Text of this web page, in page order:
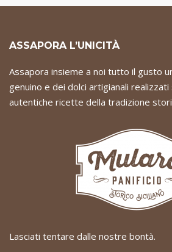
ASSAPORA L’UNICITÀ
Assapora insieme a noi tutto il gusto
genuino e dei dolci artigianali
autentiche ricette della tradizione
Lasciati tentare dalle nostre bontà.